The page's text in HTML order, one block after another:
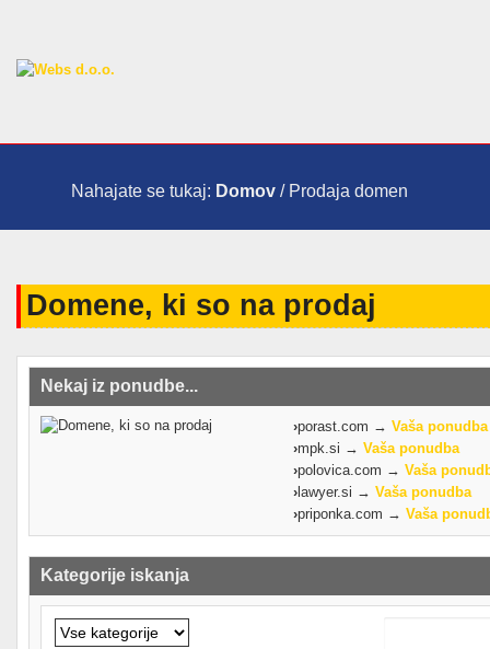
Nahajate se tukaj: Domov / Prodaja domen
Domene, ki so na prodaj
Nekaj iz ponudbe...
›porast.com → Vaša ponudba
›mpk.si → Vaša ponudba
›polovica.com → Vaša
› lawyer.si → Vaša ponudba
›priponka.com → Vaša
Kategorije iskanja